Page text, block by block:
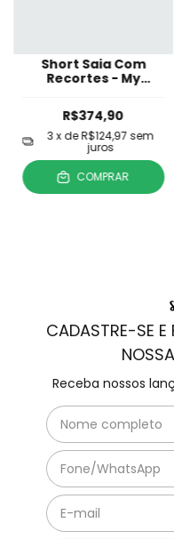
Short Saia Com
Recortes - My
R$374,90
3x deR$124,97 sem
juros
COMPRAR
CADASTRE-SE E
Receba nossos